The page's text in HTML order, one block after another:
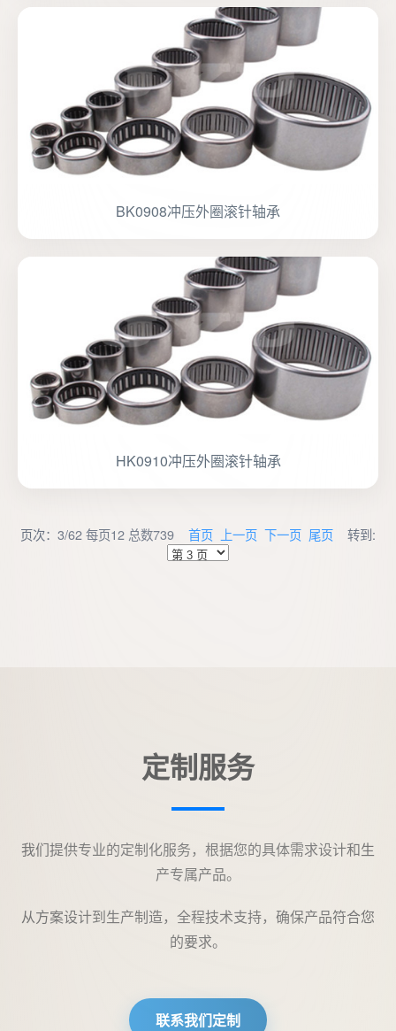
BK0908冲压外圈滚针轴承
HK0910冲压外圈滚针轴承
页次：3/62 每页12 总数739 首页 上一页 下一页 尾页 转到:
定制服务
我们提供专业的定制化服务，根据您的具体需求设计和生
产专属产品。
从方案设计到生产制造，全程技术支持，确保产品符合您
的要求。
联系我们定制